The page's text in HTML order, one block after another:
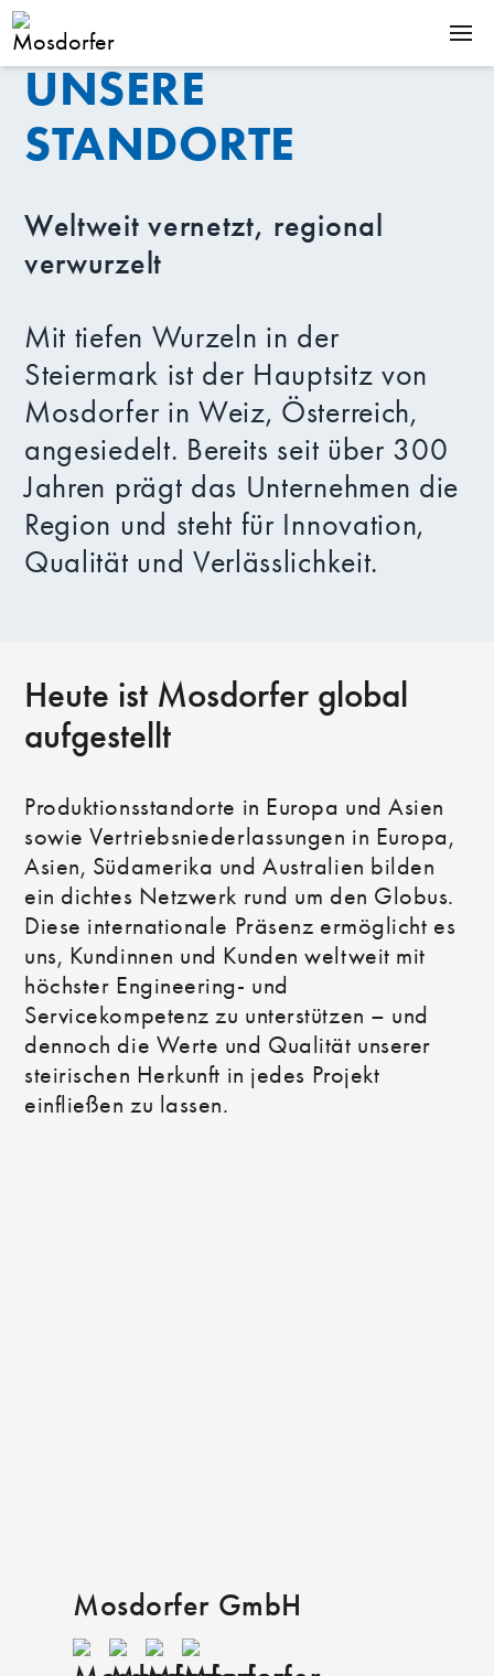
PRODUKTE
KOMPETENZEN
KARRIERE
Downloads
News
Kontakt
De
En
UNSERE
STANDORTE
Weltweit vernetzt, regional
verwurzelt
Mit tiefen Wurzeln in der
Steiermark ist der Hauptsitz von
Mosdorfer in Weiz, Österreich,
angesiedelt. Bereits seit über 300
Jahren prägt das Unternehmen die
Region und steht für Innovation,
Qualität und Verlässlichkeit.
Heute ist Mosdorfer global
aufgestellt
Produktionsstandorte in Europa und Asien
sowie Vertriebsniederlassungen in Europa,
Asien, Südamerika und Australien bilden
ein dichtes Netzwerk rund um den Globus.
Diese internationale Präsenz ermöglicht es
uns, Kundinnen und Kunden weltweit mit
höchster Engineering- und
Servicekompetenz zu unterstützen – und
dennoch die Werte und Qualität unserer
steirischen Herkunft in jedes Projekt
einfließen zu lassen.
Mosdorfer GmbH